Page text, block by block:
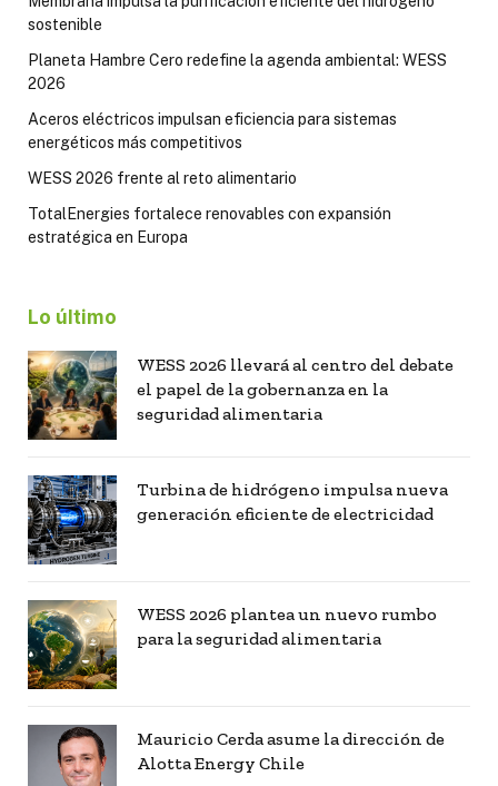
sostenible
Planeta Hambre Cero redefine la agenda ambiental: WESS
2026
Aceros eléctricos impulsan eficiencia para sistemas
energéticos más competitivos
WESS 2026 frente al reto alimentario
TotalEnergies fortalece renovables con expansión
estratégica en Europa
Lo último
WESS 2026 llevará al centro del debate
el papel de la gobernanza en la
seguridad alimentaria
Turbina de hidrógeno impulsa nueva
generación eficiente de electricidad
WESS 2026 plantea un nuevo rumbo
para la seguridad alimentaria
Mauricio Cerda asume la dirección de
Alotta Energy Chile